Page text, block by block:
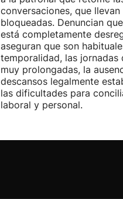
conversaciones, que llevan
bloqueadas. Denuncian
está completamente
aseguran que son
temporalidad, las jornadas
muy prolongadas, la
descansos legalmente
las dificultades para
laboral y personal.